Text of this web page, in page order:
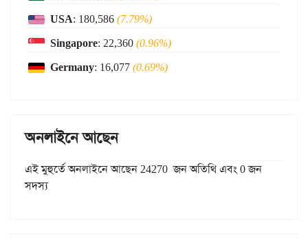
USA: 180,586(7.79%)
Singapore: 22,360(0.96%)
Germany: 16,077(0.69%)
অনলাইনে আছেন
এই মুহুর্তে অনলাইনে আছেন 24270 জন অতিথি এবং 0 জন
সদস্য